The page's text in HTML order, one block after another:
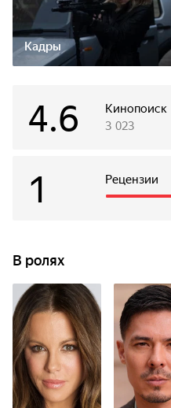
Кадры
Кинопоиск
4.6 3 023
Рецензии
1
В ролях